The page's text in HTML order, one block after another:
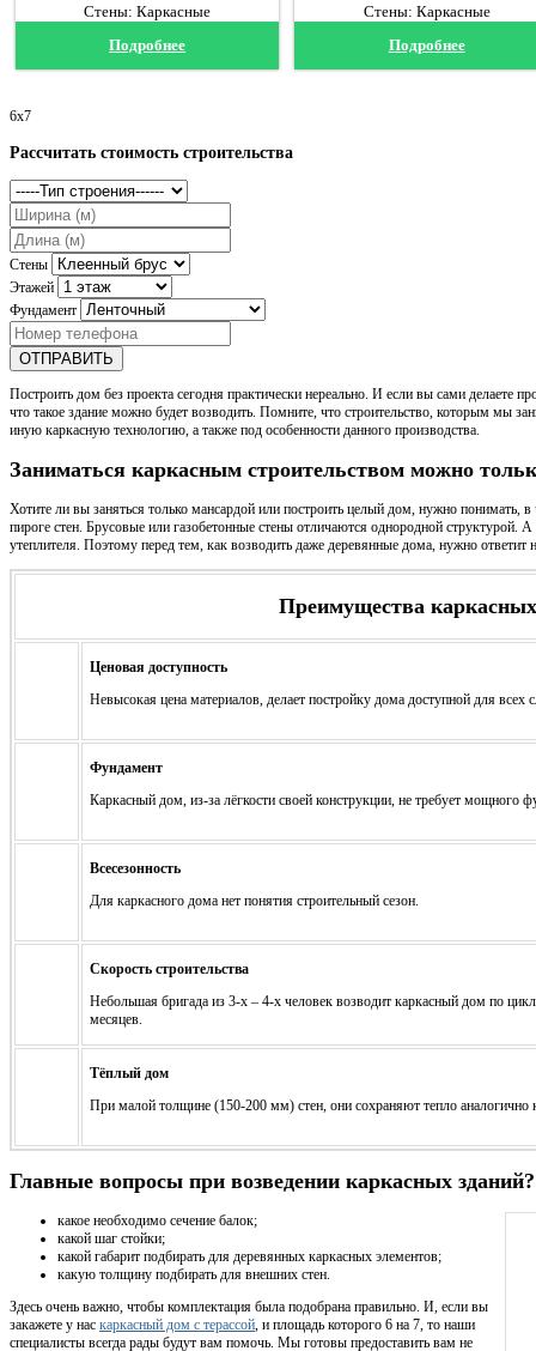
Стены: Каркасные
Подробнее
Стены: Каркасные
Подробнее
6х7
Рассчитать стоимость строительства
Стены
Этажей
Фундамент
ОТПРАВИТЬ
Построить дом без проекта сегодня практически нереально. И если вы сами делаете
что такое здание можно будет возводить. Помните, что строительство, которым мы
иную каркасную технологию, а также под особенности данного производства.
Заниматься каркасным строительством можно
Хотите ли вы заняться только мансардой или построить целый дом, нужно понимать,
пироге стен. Брусовые или газобетонные стены отличаются однородной структурой.
утеплителя. Поэтому перед тем, как возводить даже деревянные дома, нужно ответит
Преимущества
Ценовая доступность
Невысокая цена материалов, делает постройку дома доступной для всех
Фундамент
Каркасный дом, из-за лёгкости своей конструкции, не требует мощного
Всесезонность
Для каркасного дома нет понятия строительный сезон.
Скорость строительства
Небольшая бригада из 3-х – 4-х человек возводит каркасный дом по
месяцев.
Тёплый дом
При малой толщине (150-200 мм) стен, они сохраняют тепло
Главные вопросы при возведении каркасных зданий?
какое необходимо сечение балок;
какой шаг стойки;
какой габарит подбирать для деревянных каркасных элементов;
какую толщину подбирать для внешних стен.
Здесь очень важно, чтобы комплектация была подобрана правильно. И, если вы
закажете у нас каркасный дом с терассой, и площадь которого 6 на 7, то наши
специалисты всегда рады будут вам помочь. Мы готовы предоставить вам не